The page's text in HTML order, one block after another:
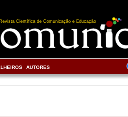
Revista Científica de Comunicação e Educação
AUTORES